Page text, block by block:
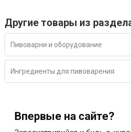
Другие товары из
Пивоварни и оборудование
Ингредиенты для пивоварения
Впервые на сайте?